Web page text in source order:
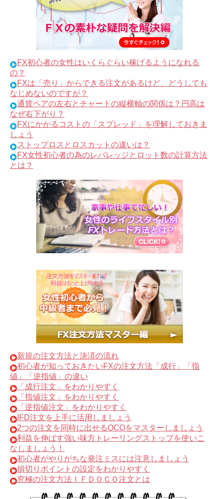
FX初心者の女性はいくらぐらい稼げるようになれる
の？
FXは「売り」からできる注文があるけど、どうしても
なじめないのですが？
通貨ペアの左右とチャートの縦横軸の関係は？円高は
なぜ右下がり？
FXにかかるコストの「スプレッド」を理解しておきま
しょう
ストップロスとロスカットの違いは？
FX女性初心者の為のレバレッジとロット数の計算方法
とは？
新規の注文方法と決済の流れ
初心者が知っておきたいFXの注文方法「成行」「指
値」「逆指値」の違い
「成行注文」をわかりやすく
「指値注文」をわかりやすく
「逆指値注文」をわかりやすく
IFD注文を上手に活用しましょう
2つの注文を同時に出せるOCOをマスターしましょう
利益を伸ばす強い味方トレーリングストップを使いこ
なしましょう！
初心者がやりがちな発注ミスには注意しましょう
損切りポイントの設定をわかりやすく
究極の注文方法ＩＦＤＯＣＯ注文とは